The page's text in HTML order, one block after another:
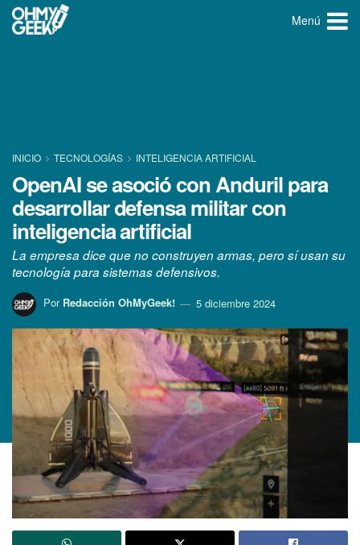
Menú
INICIO TECNOLOGÍ­AS INTELIGENCIA ARTIFICIAL
OpenAI se asoció con Anduril para
desarrollar defensa militar con
inteligencia artificial
La empresa dice que no construyen armas, pero sí usan su
tecnología para sistemas defensivos.
Por Redacción OhMyGeek! 5 diciembre 2024